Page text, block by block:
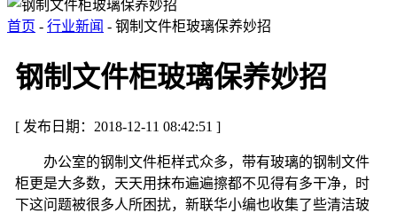
首页 - 行业新闻 - 钢制文件柜玻璃保养妙招
钢制文件柜玻璃保养妙招
[ 发布日期：2018-12-11 08:42:51 ]
办公室的钢制文件柜样式众多，带有玻璃的钢制文件
柜更是大多数，天天用抹布遍遍擦都不见得有多干净，时
下这问题被很多人所困扰，新联华小编也收集了些清洁玻